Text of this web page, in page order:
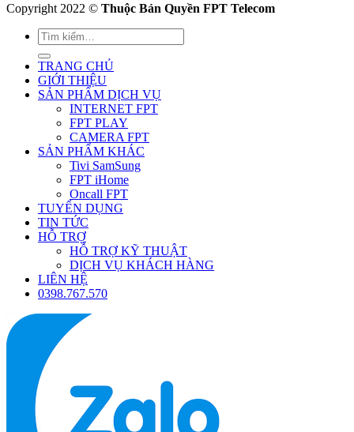
Copyright 2022 © Thuộc Bản Quyền FPT Telecom
TRANG CHỦ
GIỚI THIỆU
SẢN PHẨM DỊCH VỤ
INTERNET FPT
FPT PLAY
CAMERA FPT
SẢN PHẨM KHÁC
Tivi SamSung
FPT iHome
Oncall FPT
TUYỂN DỤNG
TIN TỨC
HỖ TRỢ
HỖ TRỢ KỸ THUẬT
DỊCH VỤ KHÁCH HÀNG
LIÊN HỆ
0398.767.570